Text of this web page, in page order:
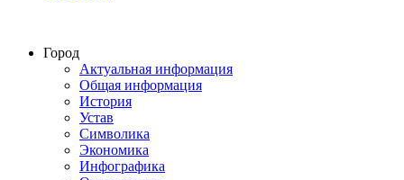
Город
Актуальная информация
Общая информация
История
Устав
Символика
Экономика
Инфографика